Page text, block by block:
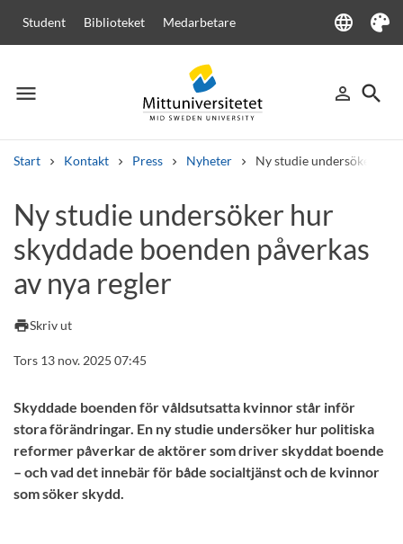
Student Biblioteket Medarbetare language
Language
Tema
menu
Meny person_outline
Logga in
search
Sök
Start Kontakt Press Nyheter Ny studie undersöker hur
Andra söktjänster
Kurser och programKursplanerVälkomstbrevPersonal
Lediga jobb
Ny studie undersöker hur
skyddade boenden påverkas
av nya regler
printSkriv ut
Tors 13 nov. 2025 07:45
Skyddade boenden för våldsutsatta kvinnor står inför
stora förändringar. En ny studie undersöker hur politiska
reformer påverkar de aktörer som driver skyddat boende
– och vad det innebär för både socialtjänst och de kvinnor
som söker skydd.